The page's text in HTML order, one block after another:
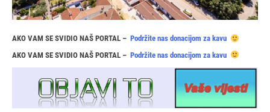
AKO VAM SE SVIDIO NAŠ PORTAL – Podržite nas donacijom za kavu
AKO VAM SE SVIDIO NAŠ PORTAL – Podržite nas donacijom za kavu